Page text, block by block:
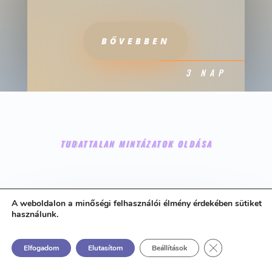
BŐVEBBEN
3 NAP
TUDATTALAN MINTÁZATOK OLDÁSA
Tudattalan mintázatok
oldása
A weboldalon a minőségi felhasználói élmény érdekében sütiket
használunk.
Elfogadom Elutasítom Beállítások Close GDPR